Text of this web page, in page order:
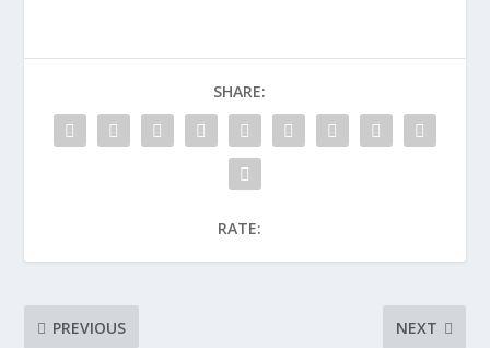
SHARE:
RATE:
PREVIOUS NEXT